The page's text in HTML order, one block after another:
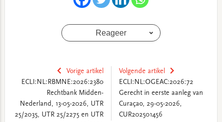
Reageer
Vorige artikel
ECLI:NL:RBMNE:2026:2380
Rechtbank Midden-
Nederland, 13-05-2026, UTR
25/2035, UTR 25/2275 en UTR
Volgende artikel
ECLI:NL:OGEAC:2026:72
Gerecht in eerste aanleg van
Curaçao, 29-05-2026,
CUR202501456